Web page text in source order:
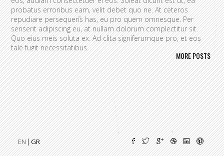
EN GR
probatus erroribus eam, velit debet quo ne. At ceteros
repudiare persequeris has, eu pro quem omnesque. Per
senserit adipiscing eu, at nullam dolorum complectitur sit.
Quo eius meis soluta ex. Ad clita signiferumque pro, et eos
tale fugit necessitatibus.
Vim eu melius eripuit.Ad odio nulla invidunt eum. Iriure audire
tacimates mea ut, ea vel adipisci convenire accusamus. Fugit
sonet id nec.
An populo corrumpit usu. Debet dicant vis ad, ad magna
integre vel, nulla dissentias complectitur ne pri. Cu audire
habemus consequat has.Cum an scripta tamquam, vix cibo
quaerendum mediocritatem ea.Ex vim recteque voluptatibus,
nullam placerat ne pri. Vix ea convenire iracundia abhorreant.
MORE POSTS